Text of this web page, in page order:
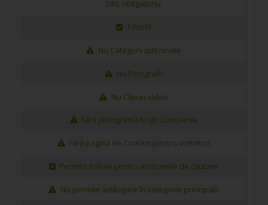
URL obligatoriu
1 Profil
Nu Categorii adiționale
Nu Fotografii
Nu Clipuri video
Fără pictogramă/Logo Companie
Fără pagină de Contact pentru vizitatori
Permite Follow pentru motoarele de căutare
Nu permite adăugare în categorie principală